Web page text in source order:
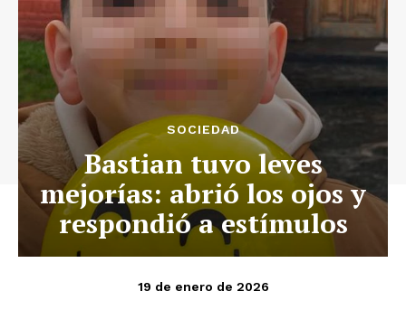
SOCIEDAD
Bastian tuvo leves
mejorías: abrió los ojos y
respondió a estímulos
19 de enero de 2026